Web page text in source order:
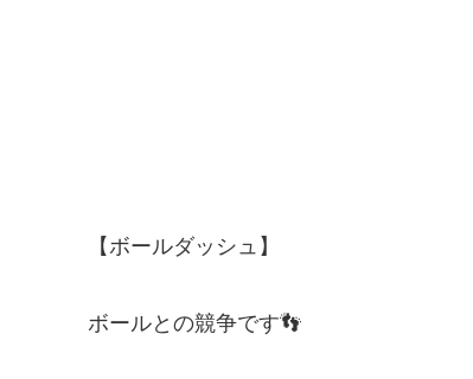
【ボールダッシュ】
ボールとの競争です👣